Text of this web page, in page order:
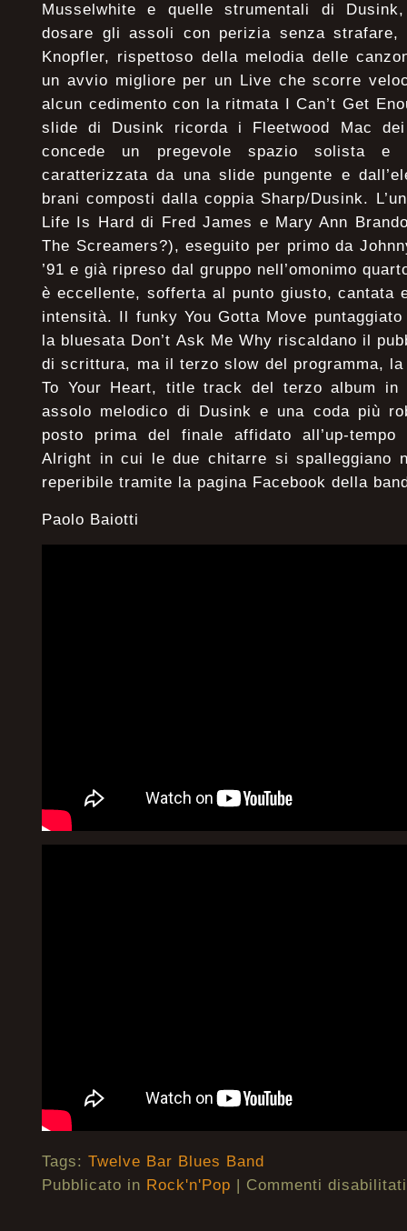
Musselwhite e quelle strumentali di
dosare gli assoli con perizia senza
Knopfler, rispettoso della melodia delle
un avvio migliore per un Live che scorre
alcun cedimento con la ritmata I Can’t Get
slide di Dusink ricorda i Fleetwood Mac
concede un pregevole spazio solista e
caratterizzata da una slide pungente e
brani composti dalla coppia Sharp/Dusink.
Life Is Hard di Fred James e Mary Ann
The Screamers?), eseguito per primo da
’91 e già ripreso dal gruppo nell’omonimo
è eccellente, sofferta al punto giusto, cantata
intensità. Il funky You Gotta Move
la bluesata Don’t Ask Me Why riscaldano il
di scrittura, ma il terzo slow del programma,
To Your Heart, title track del terzo album in
assolo melodico di Dusink e una coda più
posto prima del finale affidato all’up-
Alright in cui le due chitarre si spalleggiano
reperibile tramite la pagina Facebook della
Paolo Baiotti
Tags: Twelve Bar Blues Band
Pubblicato in Rock'n'Pop | Commenti disabilitati